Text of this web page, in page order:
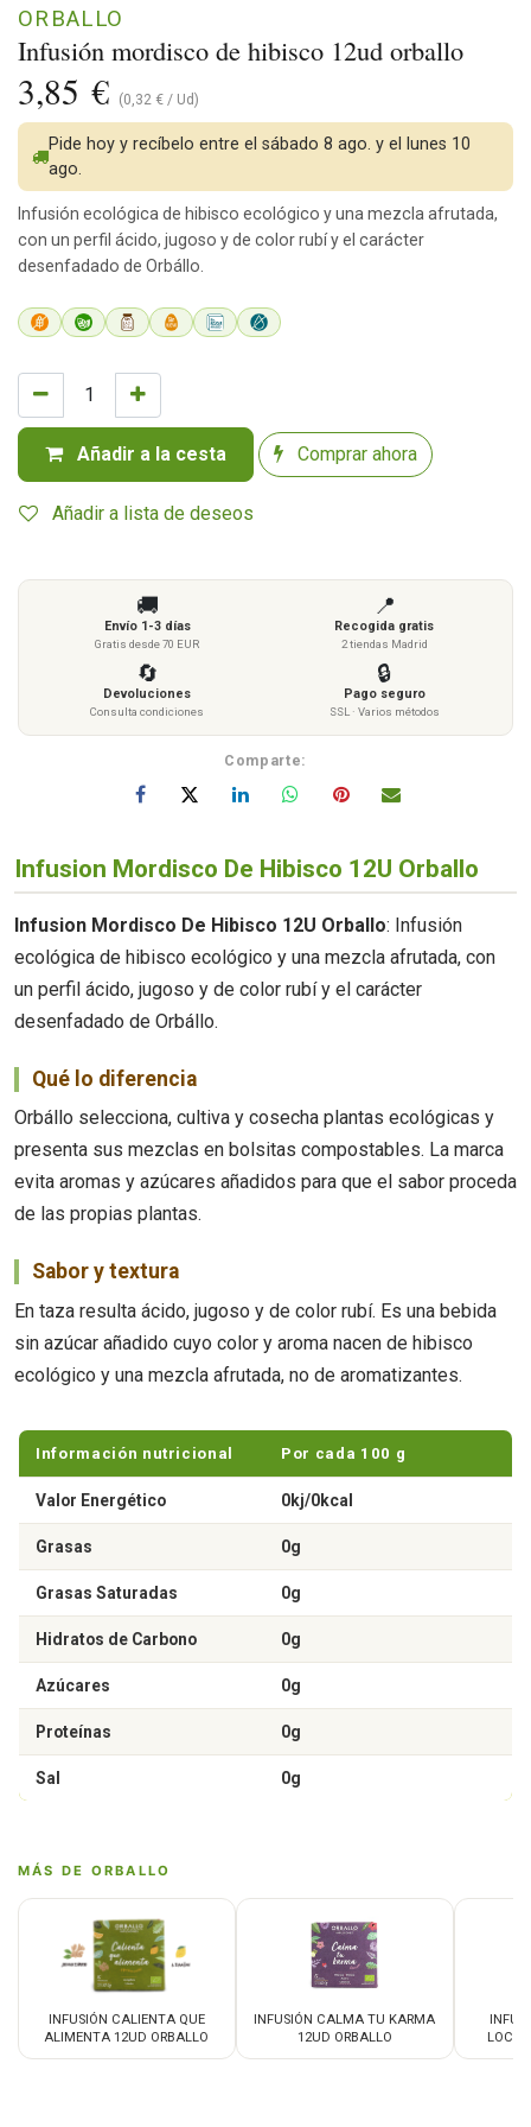
Infusión mordisco de hibisco 12ud orballo
ORBALLO
3,85 € (0,32 € / Ud)
Añadir a la cesta Comprar ahora
Añadir a lista de deseos
Pide hoy y recíbelo entre el sábado 8 ago. y el lunes 10
ago.
Infusión ecológica de hibisco ecológico y una mezcla afrutada,
con un perfil ácido, jugoso y de color rubí y el carácter
desenfadado de Orbállo.
🚚
Envío 1-3 días
Gratis desde 70 EUR
📍
Recogida gratis
2 tiendas Madrid
🔄
Devoluciones
Consulta condiciones
🔒
Pago seguro
SSL · Varios métodos
Comparte:
Infusion Mordisco De Hibisco 12U Orballo
Infusion Mordisco De Hibisco 12U Orballo: Infusión
ecológica de hibisco ecológico y una mezcla afrutada, con
un perfil ácido, jugoso y de color rubí y el carácter
desenfadado de Orbállo.
Qué lo diferencia
Orbállo selecciona, cultiva y cosecha plantas ecológicas y
presenta sus mezclas en bolsitas compostables. La marca
evita aromas y azúcares añadidos para que el sabor proceda
de las propias plantas.
Sabor y textura
En taza resulta ácido, jugoso y de color rubí. Es una bebida
sin azúcar añadido cuyo color y aroma nacen de hibisco
ecológico y una mezcla afrutada, no de aromatizantes.
Información nutricional Por cada 100 g
Valor Energético 0kj/0kcal
Grasas 0g
Grasas Saturadas 0g
Hidratos de Carbono 0g
Azúcares 0g
Proteínas 0g
Sal 0g
MÁS DE ORBALLO
INFUSIÓN CALIENTA QUE
ALIMENTA 12UD ORBALLO
INFUSIÓN CALMA TU KARMA
12UD ORBALLO